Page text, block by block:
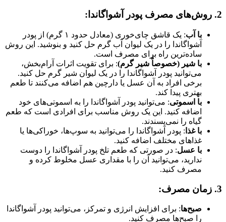
2. روش‌های مصرف پودر آشواگاندا :
با آب
: یک قاشق چای‌خوری (معادل حدود ۱ گرم) از پودر
آشواگاندا را در یک لیوان آب گرم حل کنید و بنوشید. این روش
ساده‌ترین راه برای مصرف است.
با شیر (خصوصاً شیر گرم): برای تقویت اثرات آرام‌بخش،
می‌توانید پودر آشواگاندا را در یک لیوان شیر گرم حل کنید.
برخی افراد به آن عسل یا دارچین هم اضافه می‌کنند تا طعم
بهتری پیدا کند.
با اسموتی: می‌توانید پودر آشواگاندا را به اسموتی‌های خود
اضافه کنید. این یک روش مناسب برای افرادی است که طعم
گیاه را نمی‌پسندند.
با غذا : پودر آشواگاندا را می‌توانید به سوپ‌ها، خوراکی‌ها یا
غذاهای مختلف اضافه کنید.
با عسل: در صورتی که طعم تلخ پودر آشواگاندا را دوست
ندارید، می‌توانید آن را با مقداری عسل مخلوط کرده و
مصرف کنید.
3. زمان مصرف:
صبح‌ها: برای افزایش انرژی و تمرکز، می‌توانید پودر آشواگاندا
را صبح‌ها مصرف کنید.